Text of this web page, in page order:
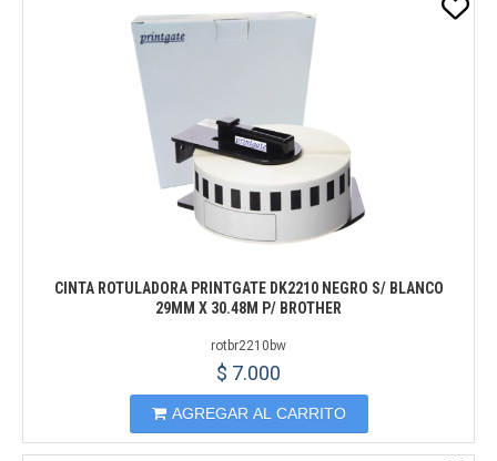
CINTA ROTULADORA PRINTGATE DK2210 NEGRO S/ BLANCO
29MM X 30.48M P/ BROTHER
rotbr2210bw
$ 7.000
AGREGAR AL CARRITO